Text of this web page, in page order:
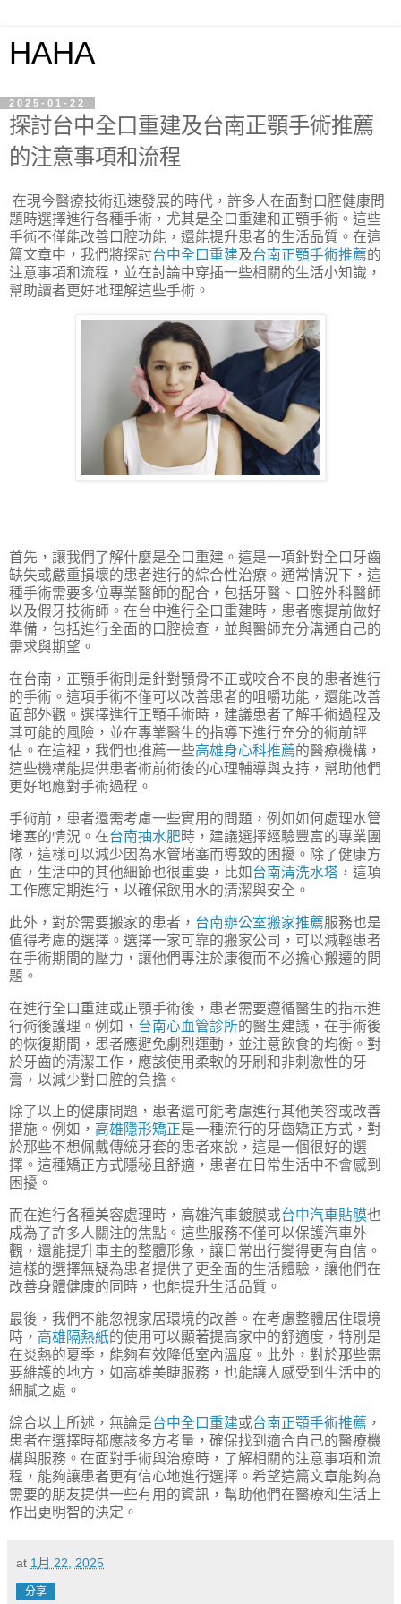
HAHA
2025-01-22
探討台中全口重建及台南正顎手術推薦
的注意事項和流程
在現今醫療技術迅速發展的時代，許多人在面對口腔健康問
題時選擇進行各種手術，尤其是全口重建和正顎手術。這些
手術不僅能改善口腔功能，還能提升患者的生活品質。在這
篇文章中，我們將探討台中全口重建及台南正顎手術推薦的
注意事項和流程，並在討論中穿插一些相關的生活小知識，
幫助讀者更好地理解這些手術。
首先，讓我們了解什麼是全口重建。這是一項針對全口牙齒
缺失或嚴重損壞的患者進行的綜合性治療。通常情況下，這
種手術需要多位專業醫師的配合，包括牙醫、口腔外科醫師
以及假牙技術師。在台中進行全口重建時，患者應提前做好
準備，包括進行全面的口腔檢查，並與醫師充分溝通自己的
需求與期望。
在台南，正顎手術則是針對顎骨不正或咬合不良的患者進行
的手術。這項手術不僅可以改善患者的咀嚼功能，還能改善
面部外觀。選擇進行正顎手術時，建議患者了解手術過程及
其可能的風險，並在專業醫生的指導下進行充分的術前評
估。在這裡，我們也推薦一些高雄身心科推薦的醫療機構，
這些機構能提供患者術前術後的心理輔導與支持，幫助他們
更好地應對手術過程。
手術前，患者還需考慮一些實用的問題，例如如何處理水管
堵塞的情況。在台南抽水肥時，建議選擇經驗豐富的專業團
隊，這樣可以減少因為水管堵塞而導致的困擾。除了健康方
面，生活中的其他細節也很重要，比如 台南清洗水塔 ，這項
工作應定期進行，以確保飲用水的清潔與安全。
此外，對於需要搬家的患者， 台南辦公室搬家推薦服務也是
值得考慮的選擇。選擇一家可靠的搬家公司，可以減輕患者
在手術期間的壓力，讓他們專注於康復而不必擔心搬遷的問
題。
在進行全口重建或正顎手術後，患者需要遵循醫生的指示進
行術後護理。例如， 台南心血管診所的醫生建議，在手術後
的恢復期間，患者應避免劇烈運動，並注意飲食的均衡。對
於牙齒的清潔工作，應該使用柔軟的牙刷和非刺激性的牙
膏，以減少對口腔的負擔。
除了以上的健康問題，患者還可能考慮進行其他美容或改善
措施。例如， 高雄隱形矯正是一種流行的牙齒矯正方式，對
於那些不想佩戴傳統牙套的患者來說，這是一個很好的選
擇。這種矯正方式隱秘且舒適，患者在日常生活中不會感到
困擾。
而在進行各種美容處理時，高雄汽車鍍膜或台中汽車貼膜也
成為了許多人關注的焦點。這些服務不僅可以保護汽車外
觀，還能提升車主的整體形象，讓日常出行變得更有自信。
這樣的選擇無疑為患者提供了更全面的生活體驗，讓他們在
改善身體健康的同時，也能提升生活品質。
最後，我們不能忽視家居環境的改善。在考慮整體居住環境
時， 高雄隔熱紙的使用可以顯著提高家中的舒適度，特別是
在炎熱的夏季，能夠有效降低室內溫度。此外，對於那些需
要維護的地方，如高雄美睫服務，也能讓人感受到生活中的
細膩之處。
綜合以上所述，無論是台中全口重建或台南正顎手術推薦 ，
患者在選擇時都應該多方考量，確保找到適合自己的醫療機
構與服務。在面對手術與治療時，了解相關的注意事項和流
程，能夠讓患者更有信心地進行選擇。希望這篇文章能夠為
需要的朋友提供一些有用的資訊，幫助他們在醫療和生活上
作出更明智的決定。
at 1月 22, 2025
分享